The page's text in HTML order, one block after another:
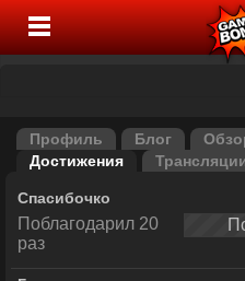
Профиль Блог
Достижения
Спасибочко
Поблагодарил 20
раз